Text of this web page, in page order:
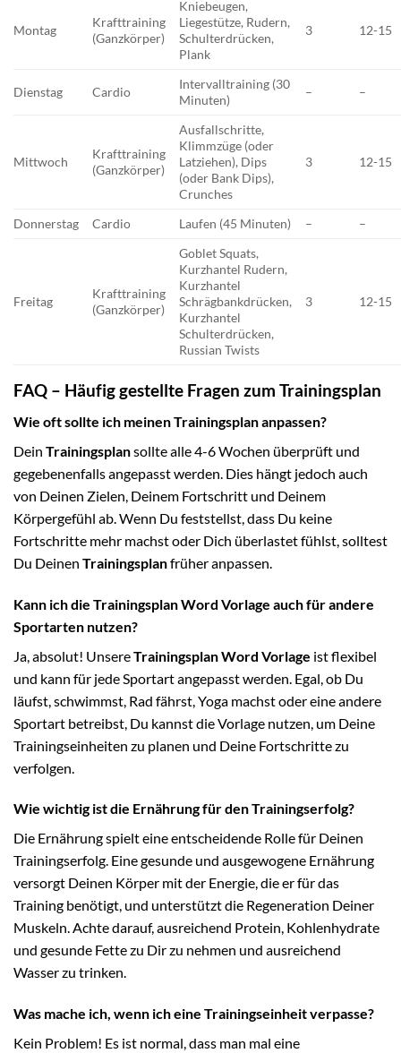
Montag
Krafttraining
(Ganzkörper)
Kniebeugen,
Liegestütze, Rudern,
Schulterdrücken,
Plank
3 12-15
Dienstag Cardio
Intervalltraining (30
Minuten)
– –
Mittwoch
Krafttraining
(Ganzkörper)
Ausfallschritte,
Klimmzüge (oder
Latziehen), Dips
(oder Bank Dips),
Crunches
3 12-15
Donnerstag Cardio Laufen (45 Minuten) – –
Freitag
Krafttraining
(Ganzkörper)
Goblet Squats,
Kurzhantel Rudern,
Kurzhantel
Schrägbankdrücken,
Kurzhantel
Schulterdrücken,
Russian Twists
3 12-15
FAQ – Häufig gestellte Fragen zum Trainingsplan
Wie oft sollte ich meinen Trainingsplan anpassen?
Dein Trainingsplansollte alle 4-6 Wochen überprüft und
gegebenenfalls angepasst werden. Dies hängt jedoch auch
von Deinen Zielen, Deinem Fortschritt und Deinem
Körpergefühl ab. Wenn Du feststellst, dass Du keine
Fortschritte mehr machst oder Dich überlastet fühlst, solltest
Du Deinen Trainingsplanfrüher anpassen.
Kann ich die Trainingsplan Word Vorlage auch für andere
Sportarten nutzen?
Ja, absolut! UnsereTrainingsplan Word Vorlage ist flexibel
und kann für jede Sportart angepasst werden. Egal, ob Du
läufst, schwimmst, Rad fährst, Yoga machst oder eine andere
Sportart betreibst, Du kannst die Vorlage nutzen, um Deine
Trainingseinheiten zu planen und Deine Fortschritte zu
verfolgen.
Wie wichtig ist die Ernährung für den Trainingserfolg?
Die Ernährung spielt eine entscheidende Rolle für Deinen
Trainingserfolg. Eine gesunde und ausgewogene Ernährung
versorgt Deinen Körper mit der Energie, die er für das
Training benötigt, und unterstützt die Regeneration Deiner
Muskeln. Achte darauf, ausreichend Protein, Kohlenhydrate
und gesunde Fette zu Dir zu nehmen und ausreichend
Wasser zu trinken.
Was mache ich, wenn ich eine Trainingseinheit verpasse?
Kein Problem! Es ist normal, dass man mal eine